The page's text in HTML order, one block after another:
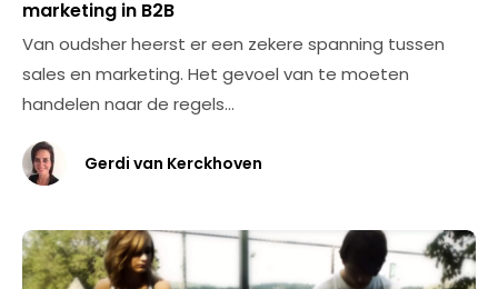
marketing in B2B
Van oudsher heerst er een zekere spanning tussen
sales en marketing. Het gevoel van te moeten
handelen naar de regels…
Gerdi van Kerckhoven